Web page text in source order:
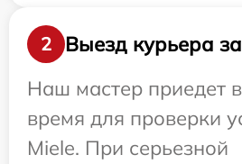
2
Выезд курьера
Наш мастер приедет
время для проверки
Miele. При серьезной